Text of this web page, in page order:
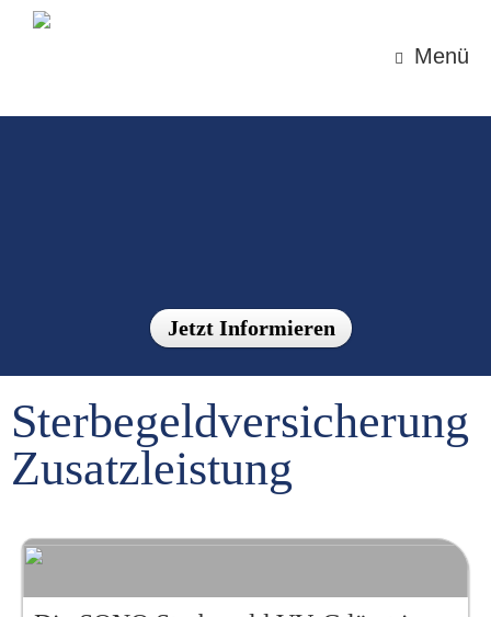
Inhalt
Menü
Jetzt Informieren
Sterbegeldversicherung
Zusatzleistung